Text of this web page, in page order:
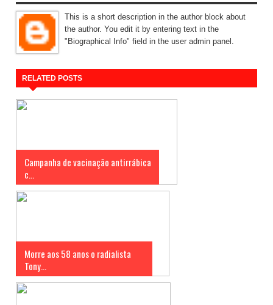
This is a short description in the author block about
the author. You edit it by entering text in the
"Biographical Info" field in the user admin panel.
RELATED POSTS
Campanha de vacinação antirrábica
c...
Morre aos 58 anos o radialista
Tony...